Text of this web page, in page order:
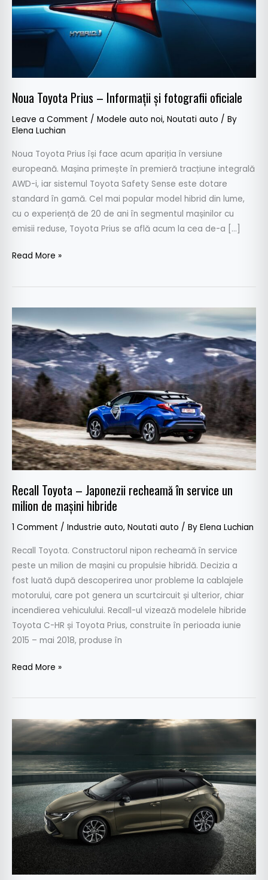
Noua Toyota Prius – Informații și fotografii oficiale
Leave a Comment / Modele auto noi, Noutati auto / By
Elena Luchian
Noua Toyota Prius își face acum apariția în versiune
europeană. Mașina primește în premieră tracțiune integrală
AWD-i, iar sistemul Toyota Safety Sense este dotare
standard în gamă. Cel mai popular model hibrid din lume,
cu o experiență de 20 de ani în segmentul mașinilor cu
emisii reduse, Toyota Prius se află acum la cea de-a […]
oficiale
Read More »
Recall Toyota – Japonezii recheamă în service un
milion de mașini hibride
1 Comment / Industrie auto, Noutati auto / By Elena Luchian
Recall Toyota. Constructorul nipon recheamă în service
peste un milion de mașini cu propulsie hibridă. Decizia a
fost luată după descoperirea unor probleme la cablajele
motorului, care pot genera un scurtcircuit și ulterior, chiar
incendierea vehiculului. Recall-ul vizează modelele hibride
Toyota C-HR și Toyota Prius, construite în perioada iunie
2015 – mai 2018, produse în
Recall
Toyota
–
Japonezii
recheamă
în
service
un
milion
de
mașini
Read More »
LIVE
DE
LA
GENEVA:
Noua
Toyota
Auris
–
Sayonara,
diesel!